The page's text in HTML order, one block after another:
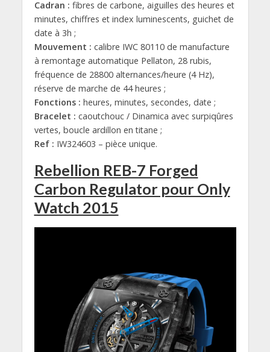
Cadran : fibres de carbone, aiguilles des heures et
minutes, chiffres et index luminescents, guichet de
date à 3h ;
Mouvement : calibre IWC 80110 de manufacture
à remontage automatique Pellaton, 28 rubis,
fréquence de 28800 alternances/heure (4 Hz),
réserve de marche de 44 heures ;
Fonctions : heures, minutes, secondes, date ;
Bracelet : caoutchouc / Dinamica avec surpiqûres
vertes, boucle ardillon en titane ;
Ref : IW324603 – pièce unique.
Rebellion REB-7 Forged
Carbon Regulator pour Only
Watch 2015